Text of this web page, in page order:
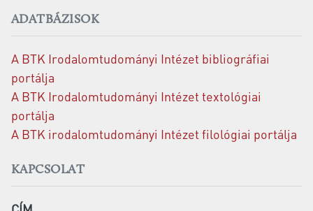
ADATBÁZISOK
A BTK Irodalomtudományi Intézet bibliográfiai
portálja
A BTK Irodalomtudományi Intézet textológiai
portálja
A BTK irodalomtudományi Intézet filológiai portálja
KAPCSOLAT